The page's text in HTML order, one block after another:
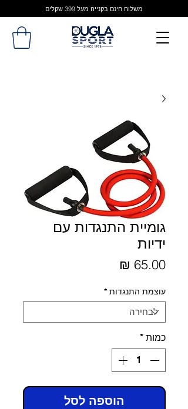
משלוח חינם בקנייה מעל 399 שקלים
גומיית התנגדות עם
ידיות
עוצמת התנגדות *
כמות *
הוספה לסל